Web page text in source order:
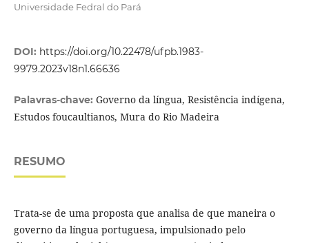
Universidade Fedral do Pará
DOI: https://doi.org/10.22478/ufpb.1983-
9979.2023v18n1.66636
Palavras-chave: Governo da língua, Resistência indígena,
Estudos foucaultianos, Mura do Rio Madeira
RESUMO
Trata-se de uma proposta que analisa de que maneira o
governo da língua portuguesa, impulsionado pelo